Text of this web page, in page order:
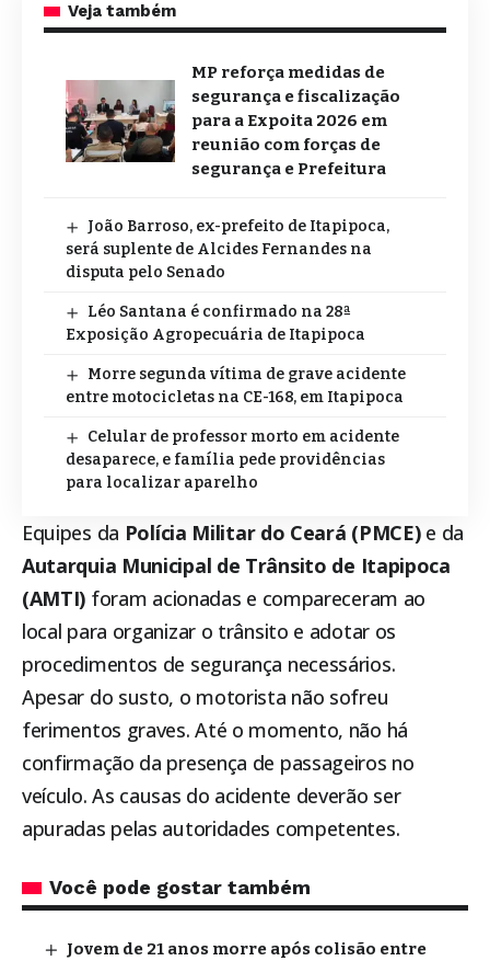
Veja também
MP reforça medidas de
segurança e fiscalização
para a Expoita 2026 em
reunião com forças de
segurança e Prefeitura
João Barroso, ex-prefeito de Itapipoca,
será suplente de Alcides Fernandes na
disputa pelo Senado
Léo Santana é confirmado na 28ª
Exposição Agropecuária de Itapipoca
Morre segunda vítima de grave acidente
entre motocicletas na CE-168, em Itapipoca
Celular de professor morto em acidente
desaparece, e família pede providências
para localizar aparelho
Equipes da Polícia Militar do Ceará (PMCE)e da
Autarquia Municipal de Trânsito de Itapipoca
(AMTI) foram acionadas e compareceram ao
local para organizar o trânsito e adotar os
procedimentos de segurança necessários.
Apesar do susto, o motorista não sofreu
ferimentos graves. Até o momento, não há
confirmação da presença de passageiros no
veículo. As causas do acidente deverão ser
apuradas pelas autoridades competentes.
Você pode gostar também
Jovem de 21 anos morre após colisão entre